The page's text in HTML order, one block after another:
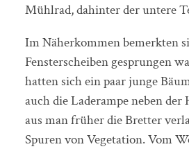
Mühlrad, dahinter der untere
Im Näherkommen bemerkten
Fensterscheiben gesprungen
hatten sich ein paar junge
auch die Laderampe neben der
aus man früher die Bretter
Spuren von Vegetation. Vom